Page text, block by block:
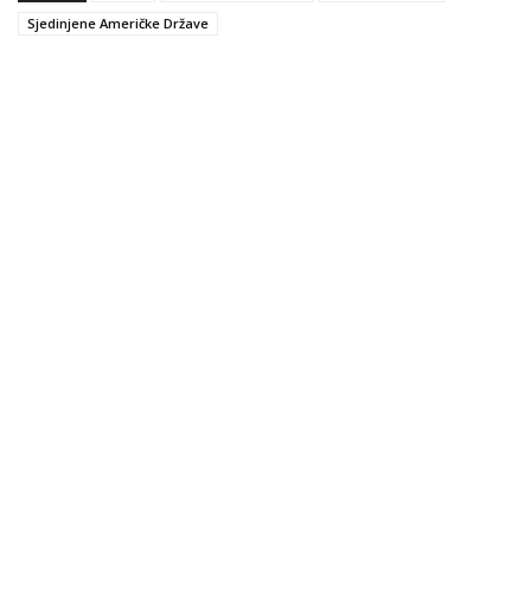
Sjedinjene Američke Države